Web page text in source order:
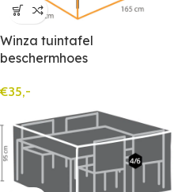
Winza tuintafel
beschermhoes
€35,-